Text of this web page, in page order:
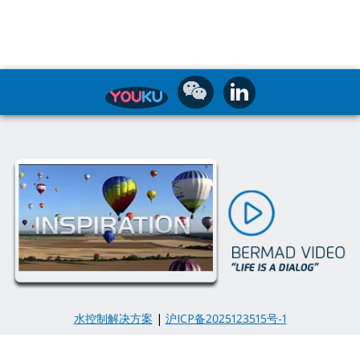
水控制解决方案 | 沪ICP备2025123515号-1